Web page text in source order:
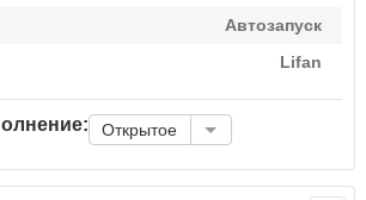
Автозапуск
Lifan
Открытое